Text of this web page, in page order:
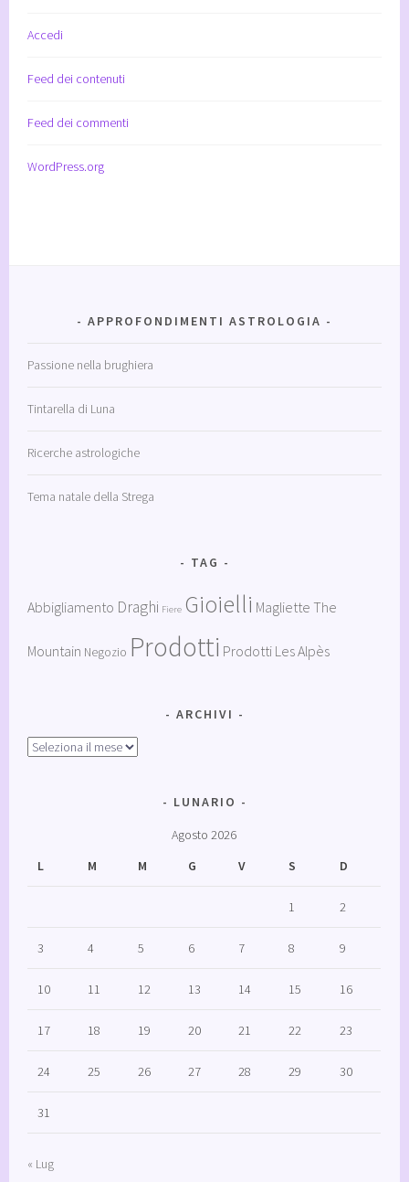
Accedi
Feed dei contenuti
Feed dei commenti
WordPress.org
APPROFONDIMENTI ASTROLOGIA
Passione nella brughiera
Tintarella di Luna
Ricerche astrologiche
Tema natale della Strega
TAG
Abbigliamento Draghi Fiere Gioielli Magliette The
Mountain Negozio Prodotti Prodotti Les Alpès
ARCHIVI
Archivi
LUNARIO
Agosto 2026
L
M M G V S D
1 2
3 4 5 6 7 8 9
10 11 12 13 14 15 16
17 18 19 20 21 22 23
24 25 26 27 28 29 30
31
« Lug